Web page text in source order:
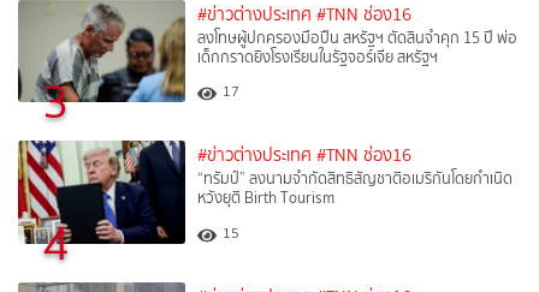
3
#ข่าวต่างประเทศ #TNN ช่อง16
ลงโทษผู้ปกครองมือปืน สหรัฐฯ ตัดสินจำคุก 15 ปี พ่อ
เด็กกราดยิงโรงเรียนในรัฐจอร์เจีย สหรัฐฯ
17
4
#ข่าวต่างประเทศ #TNN ช่อง16
“ทรัมป์” ลงนามจำกัดสิทธิสัญชาติอเมริกันโดยกำเนิด
หวังยุติ Birth Tourism
15